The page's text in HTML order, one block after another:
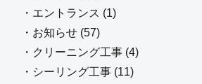
・エントランス (1)
・お知らせ (57)
・クリーニング工事 (4)
・シーリング工事 (11)